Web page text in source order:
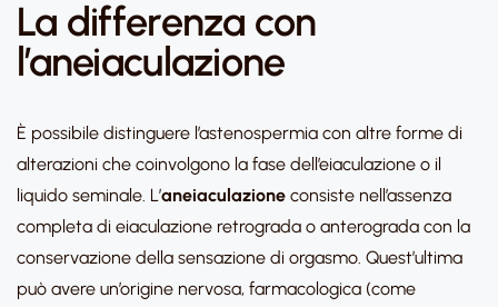
La differenza con
l’aneiaculazione
È possibile distinguere l’astenospermia con altre forme di
alterazioni che coinvolgono la fase dell’eiaculazione o il
liquido seminale. L’aneiaculazione consiste nell’assenza
completa di eiaculazione retrograda o anterograda con la
conservazione della sensazione di orgasmo. Quest’ultima
può avere un’origine nervosa, farmacologica (come